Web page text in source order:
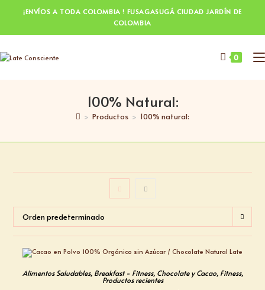
¡ENVÍOS A TODA COLOMBIA ! FUSAGASUGÁ CIUDAD JARDÍN DE
COLOMBIA
0
100% Natural:
> Productos > 100% natural:
Orden predeterminado
Alimentos Saludables, Breakfast - Fitness, Chocolate y Cacao, Fitness,
Productos recientes